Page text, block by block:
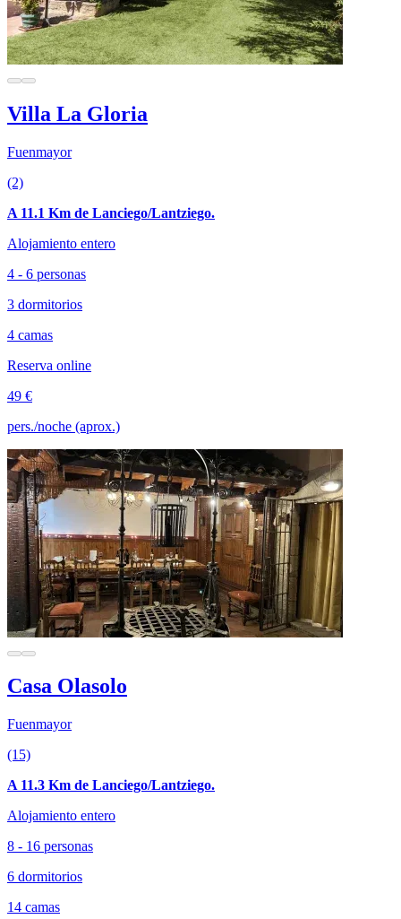
Villa La Gloria
Fuenmayor
(2)
A 11.1 Km de Lanciego/Lantziego.
Alojamiento entero
4 - 6 personas
3 dormitorios
4 camas
Reserva online
49 €
pers./noche (aprox.)
Casa Olasolo
Fuenmayor
(15)
A 11.3 Km de Lanciego/Lantziego.
Alojamiento entero
8 - 16 personas
6 dormitorios
14 camas